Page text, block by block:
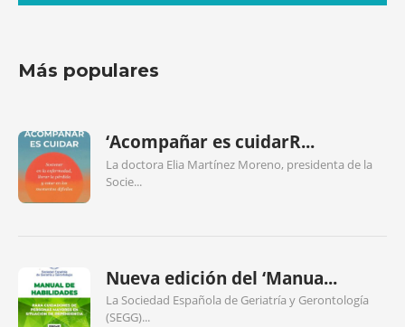
Más populares
‘Acompañar es cuidarR...
La doctora Elia Martínez Moreno, presidenta de la
Socie...
Nueva edición del ‘Manua...
La Sociedad Española de Geriatría y Gerontología
(SEGG)...